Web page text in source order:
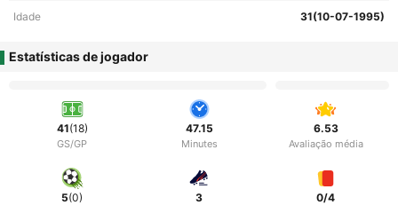
Idade 31(10-07-1995)
Estatísticas de jogador
41(18)
GS/GP
47.15
Minutes
6.53
Avaliação média
5(0) 3 0/4